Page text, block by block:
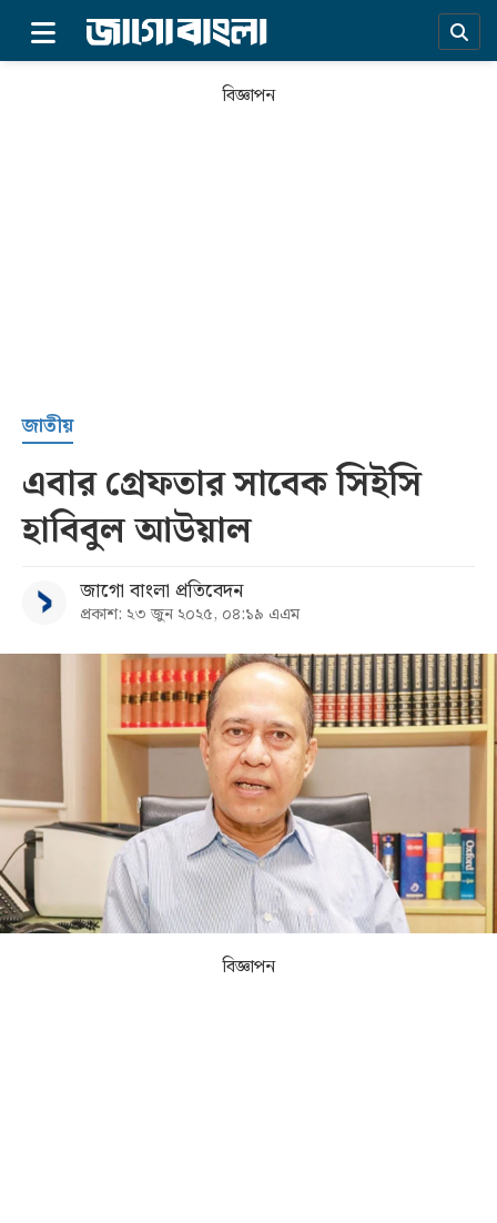
সর্বশেষ
বিভাগ
কনভার্টার
বিজ্ঞাপন
জাতীয়
এবার গ্রেফতার সাবেক সিইসি
হাবিবুল আউয়াল
জাগো বাংলা প্রতিবেদন
প্রকাশ: ২৩ জুন ২০২৫, ০৪:১৯ এএম
বিজ্ঞাপন